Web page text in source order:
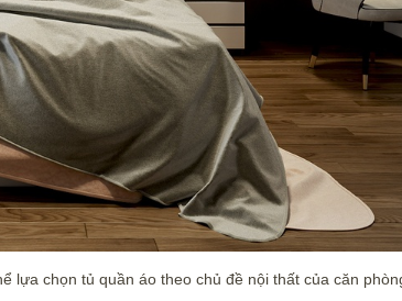
chọn tủ quần áo theo chủ đề nội thất của căn